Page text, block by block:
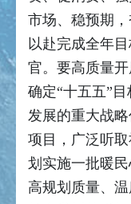
市场、稳预期
以赴完成全年
官。要高质量
确定“十五五”
发展的重大战
项目，广泛听
划实施一批暖
高规划质量、